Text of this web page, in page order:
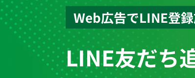
Web広告でLINE登
LINE友だち